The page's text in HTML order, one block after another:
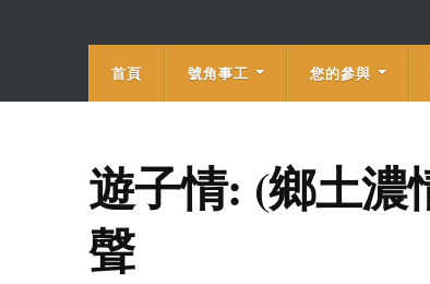
首頁 號角事工 您的參與
遊子情: (鄉土濃
聲